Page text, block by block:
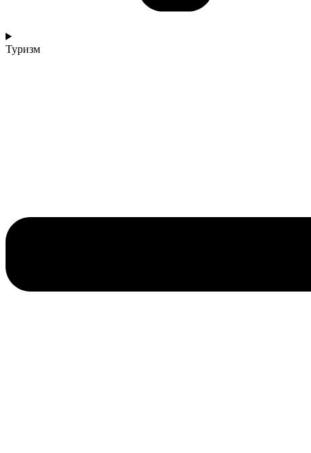
Туризм